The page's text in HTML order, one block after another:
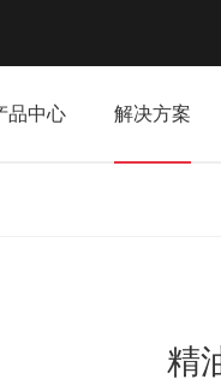
品中心 解决方案
精